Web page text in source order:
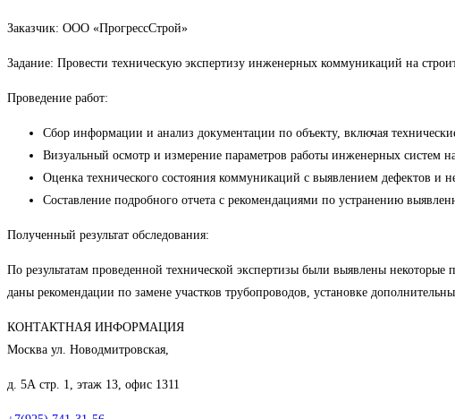
Заказчик: ООО «ПрогрессСтрой»
Задание: Провести техническую экспертизу инженерных коммуникаций на
Проведение работ:
Сбор информации и анализ документации по объекту, включая
Визуальный осмотр и измерение параметров работы инженерных систем
Оценка технического состояния коммуникаций с выявлением дефектов и
Составление подробного отчета с рекомендациями по устранению
Полученный результат обследования:
По результатам проведенной технической экспертизы были выявлены
даны рекомендации по замене участков трубопроводов, установке
КОНТАКТНАЯ ИНФОРМАЦИЯ
Москва ул. Новодмитровская,
д. 5А стр. 1, этаж 13, офис 1311